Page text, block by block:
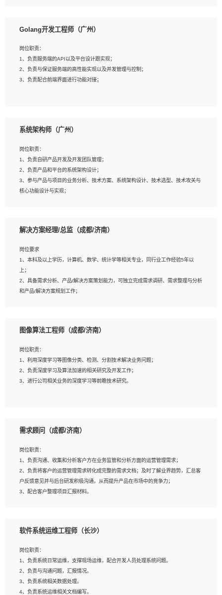
2、熟悉PostgreSQL、redis、MongoDB、ElasticSearch等开源数据库运维管理，
4、熟悉Hadoop、HBASE、Spark等大数据平台优先。
5、熟悉linux或任意一种unix操作系统，如有较强操作系统侧工作经验者优先。
6、具备丰富的项目实施经验，较强的自我学习能力。
Golang开发工程师（广州）
岗位职责：
1、负责服务端的API以及平台设计跟实现；
2、负责与保证服务端的高性能实现以及并发管理与控制；
3、负责配合前端界面进行功能对接；
2、1年以上Golang开发工作经验，能独立完成相应项目开发；
与实现，熟悉常用开源框架及设计模式；
4、熟悉Golang、连接池、消息队列等组件使用、熟悉后端开发、测试、调试流程
跟工具使用；
5、对技术有激情，喜欢钻研，能快速接受和掌握新技术，学习能力和工作责任心
强，良好的沟通表达能力和团队协作能力。
系统架构师（广州）
岗位职责：
1、负责自研产品开发及开发团队管理；
2、负责产品和平台的系统架构设计；
3、参与产品与项目的业务分析、技术方案、系统架构设计、技术选型、技术攻关与
核心功能设计与实现；
岗位要求：
1、全日制统招本科及以上学历，计算机相关专业毕业，5年以上开发工作经验；
2、具有扎实的java编程功底和良好的编码习惯，有分布式、多线程及高并发系统开
发经验和性能调优经验尤佳；熟悉JVM调优；掌握基础中间件、基础架构方案和云
平台、云产品功能特性，熟练使用相关平台的功能和了解其背后实现机制；
研发管理流程建设经验；
种常用框架和技术Springboot、Shiro、springcloud等；熟悉Linux常用命令和了解
常用脚本语言，较丰富的线上系统运维经验，复杂问题排查思路清晰。
解决方案经理/总监（成都/济南）
岗位要求
1、本科及以上学历，计算机、数学、统计学等相关专业，同行业工作经验5年以
上；
2、具备需求分析、产品/解决方案策划能力，可独立完成需求调研、需求整理与分析
和产品/解决方案规划工作；
相关的解决方案，包括视频分析、图像识别、NLP、OCR、机器学习等；
AI算法框架，对人脸识别、目标检测、图像识别、OCR、NLP等AI算法有深刻理
解。具有AI平台级产品/解决方案从业经验者优先。具有大数据技术背景者优先；
6、具备良好的客户意识与沟通能力，善于学习思考、创新与团队协作，认真负责、
执行力与抗压力强。
图像算法工程师（成都/济南）
岗位职责：
1、利用深度学习等图像分类、检测、分割技术解决业务问题；
2、负责深度学习及算法加速的相关研究及开发工作；
3、进行公司相关业务的深度学习等前瞻技术研究。
2、2年以上图像处理开发经验，熟悉python和spark开发；
建深度学习系统环境；
4、熟悉OPENCV、HALCON等常用图像处理软件，熟练进行图像处理；
5、熟悉主流的分类算法、聚类算法和关联分析算法原理，能熟练使用神经网络算法
的进行业务建模；
6、对OCR领域有深入的研究，熟悉模型调参，压缩和整型化方法；
需求顾问（成都/济南）
岗位职责：
1、负责沟通、收集和分析客户方在业务监管和分析方面的运营管理需求；
2、负责将客户的运营管理需求转化成完整的需求文档；及时了解业界趋势，汇总客
户反馈意见并与后台研发积极沟通，从而提升产品在市场中的竞争力；
3、配合客户整理项目汇报材料。
1、3年以上运营或解决方案的工作经验。
征，可独立提出完整的优化方案,并推动方案执行达成结果；熟练使用PPT、
WORD、EXCEL等办公软件；
3、深入理解公司各项AI产品和技术信息；具有较强的文档编写能力，能独立撰写
PPT、方案建议书等，面试时需携带个人制作的专业PPT文件进行展示。
软件系统运维工程师（长沙）
岗位职责：
1、负责系统日常运维，支撑现场运维，配合开发人员处理系统问题。
2、负责与沟通问题，汇报情况。
3、负责系统相关数据处理。
4、负责系统运维相关文档编写。